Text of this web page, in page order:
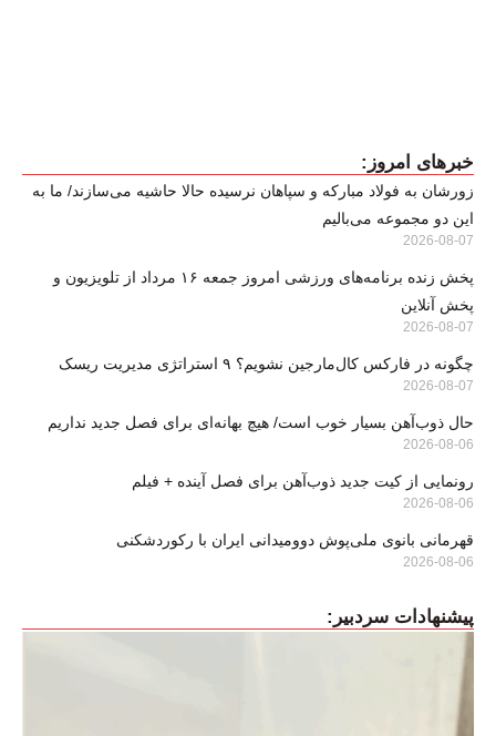
خبرهای امروز:
زورشان به فولاد مبارکه و سپاهان نرسیده حالا حاشیه می‌سازند/ ما به
این دو مجموعه می‌بالیم
2026-08-07
پخش زنده برنامه‌های ورزشی امروز جمعه ۱۶ مرداد از تلویزیون و
پخش آنلاین
2026-08-07
چگونه در فارکس کال‌مارجین نشویم؟ ۹ استراتژی مدیریت ریسک
2026-08-07
حال ذوب‌آهن بسیار خوب است/ هیچ بهانه‌ای برای فصل جدید نداریم
2026-08-06
رونمایی از کیت جدید ذوب‌آهن برای فصل آینده + فیلم
2026-08-06
قهرمانی بانوی ملی‌پوش دوومیدانی ایران با رکوردشکنی
2026-08-06
پیشنهادات سردبیر: